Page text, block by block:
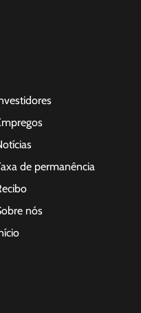
de permanência
nós